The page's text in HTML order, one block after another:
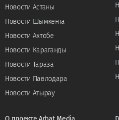
Новости Астаны
Новости Шымкента
Новости Актобе
Новости Караганды
Новости Тараза
Новости Павлодара
Новости Атырау